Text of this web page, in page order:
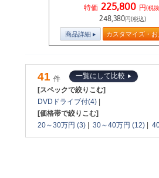
特価 225,800 円(税
248,380円(税込)
商品詳細 カスタマイズ・
41 件
一覧にして比較
[スペックで絞りこむ]
DVDドライブ付(4)
[価格帯で絞りこむ]
20～30万円 (3)
30～40万円 (12)